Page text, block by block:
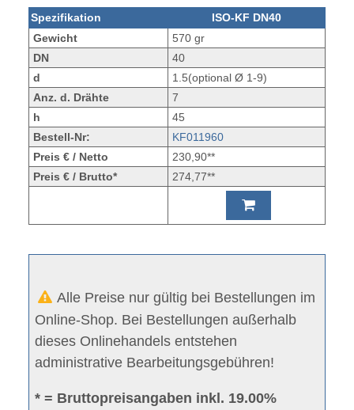
Spezifikation
ISO-KF DN40
Gewicht
570 gr
DN
40
d
1.5(optional Ø 1-9)
Anz. d. Drähte
7
h
45
Bestell-Nr:
KF011960
Preis € / Netto
230,90**
Preis € / Brutto*
274,77**
Alle Preise nur gültig bei Bestellungen im
Online-Shop. Bei Bestellungen außerhalb
dieses Onlinehandels entstehen
administrative Bearbeitungsgebühren!
* = Bruttopreisangaben inkl. 19.00%